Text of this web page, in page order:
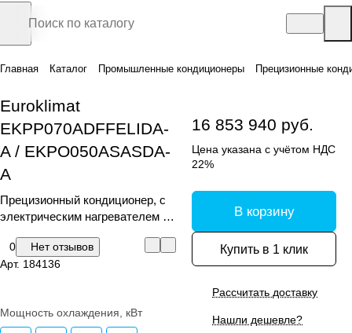
Главная Каталог Промышленные кондиционеры Прецизионные
Euroklimat
EKPP070ADFFELIDA-
A / EKPO050ASASDA-
A
Прецизионный кондиционер, с
электрическим нагревателем и
0
Нет отзывов
Арт. 184136
Мощность охлаждения, кВт
16 853 940 руб.
Цена указана с учётом НДС
22%
В корзину
Купить в 1 клик
Рассчитать доставку
Нашли дешевле?